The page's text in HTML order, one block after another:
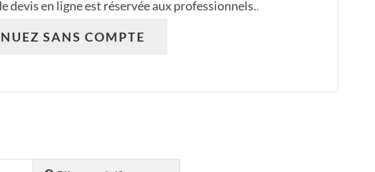
devis en ligne est réservée aux professionnels..
SANS COMPTE